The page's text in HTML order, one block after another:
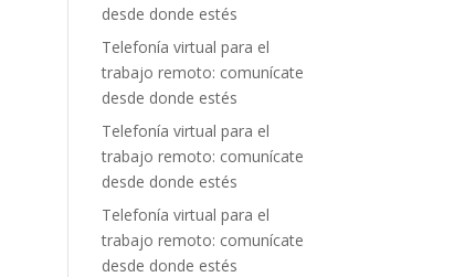
desde donde estés
Telefonía virtual para el
trabajo remoto: comunícate
desde donde estés
Telefonía virtual para el
trabajo remoto: comunícate
desde donde estés
Telefonía virtual para el
trabajo remoto: comunícate
desde donde estés